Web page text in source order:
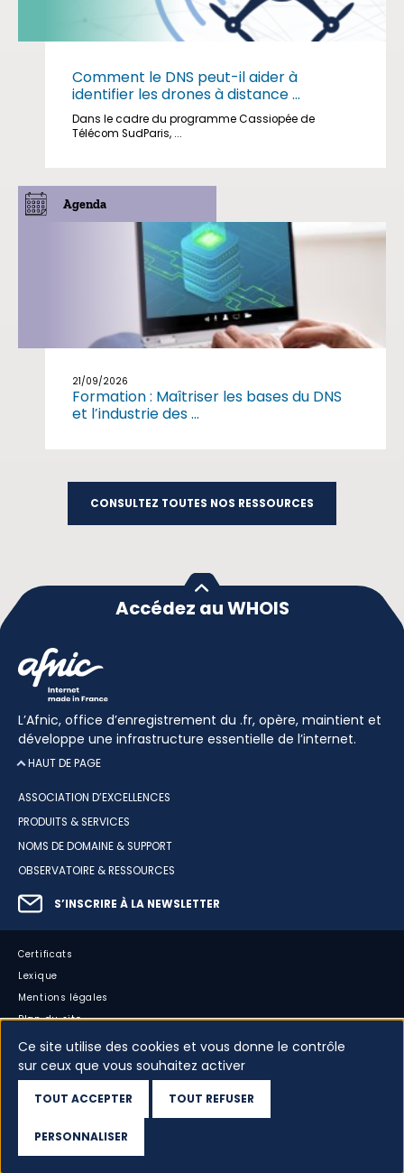
Comment le DNS peut-il aider à
identifier les drones à distance ...
Dans le cadre du programme Cassiopée de
Télécom SudParis, ...
Agenda
21/09/2026
Formation : Maîtriser les bases du DNS
et l’industrie des ...
CONSULTEZ TOUTES NOS RESSOURCES
Accédez au WHOIS
L’Afnic, office d’enregistrement du .fr, opère, maintient et
développe une infrastructure essentielle de l’internet.
HAUT DE PAGE
ASSOCIATION D’EXCELLENCES
PRODUITS & SERVICES
NOMS DE DOMAINE & SUPPORT
OBSERVATOIRE & RESSOURCES
S’INSCRIRE À LA NEWSLETTER
Certificats
Lexique
Mentions légales
Plan du site
Accessibilité : partiellement conforme
Cookies
Dispositif d’alerte
Ce site utilise des cookies et vous donne le contrôle
sur ceux que vous souhaitez activer
TOUT ACCEPTER TOUT REFUSER
PERSONNALISER